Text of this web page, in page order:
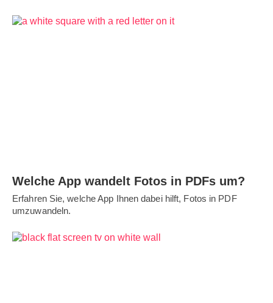
Welche App wandelt Fotos in PDFs um?
Erfahren Sie, welche App Ihnen dabei hilft, Fotos in PDF
umzuwandeln.